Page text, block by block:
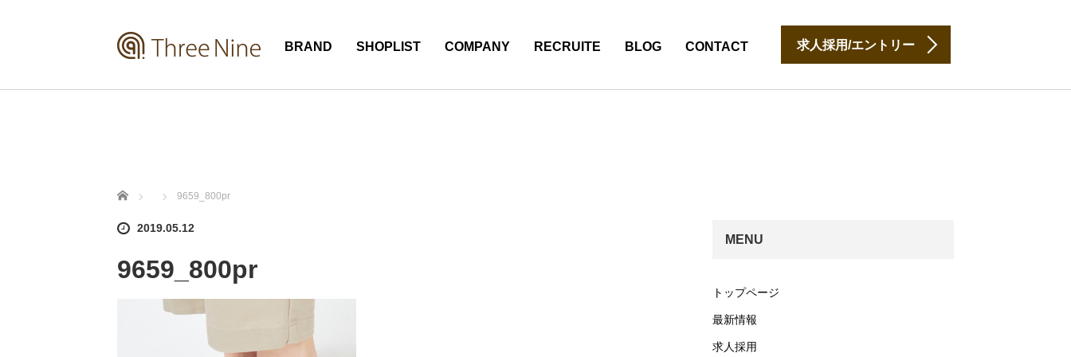
BRAND SHOPLIST COMPANY RECRUITE BLOG CONTACT 求人採用/エントリー
ホーム 9659_800pr
2019.05.12
9659_800pr
MENU
トップページ
最新情報
求人採用